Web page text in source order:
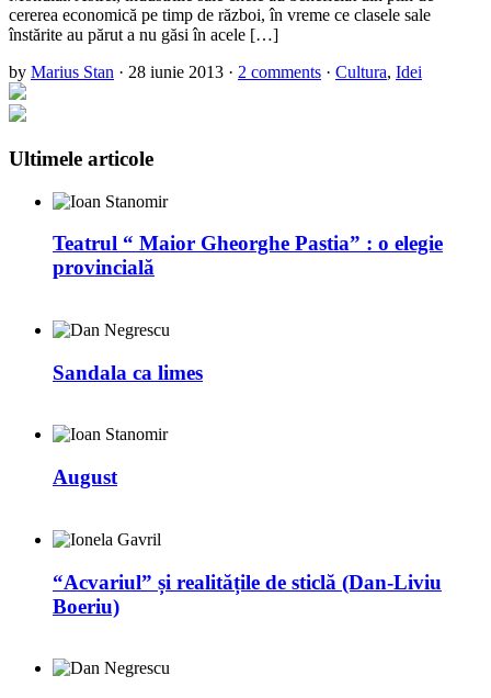
cererea economică pe timp de război, în vreme ce clasele sale
înstărite au părut a nu găsi în acele […]
by Marius Stan · 28 iunie 2013 · 2 comments · Cultura, Idei
Ultimele articole
Teatrul “ Maior Gheorghe Pastia” : o elegie
provincială
Sandala ca limes
August
“Acvariul” și realitățile de sticlă (Dan-Liviu
Boeriu)